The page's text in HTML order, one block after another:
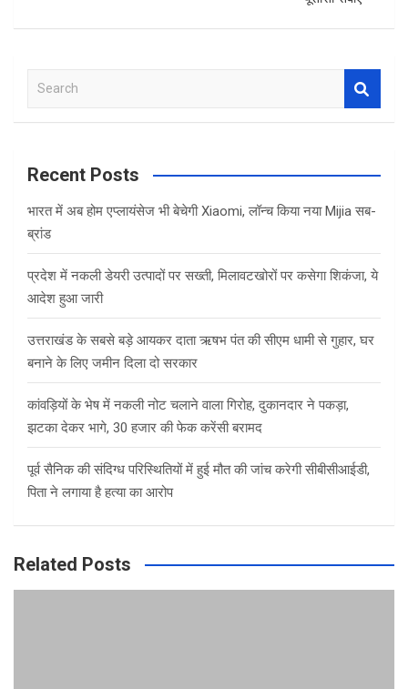
a
c
Recent Posts
भारत में अब होम एप्लायंसेज भी बेचेगी Xiaomi, लॉन्च किया नया Mijia सब-
ब्रांड
प्रदेश में नकली डेयरी उत्पादों पर सख्ती, मिलावटखोरों पर कसेगा शिकंजा, ये
आदेश हुआ जारी
उत्तराखंड के सबसे बड़े आयकर दाता ऋषभ पंत की सीएम धामी से गुहार, घर
बनाने के लिए जमीन दिला दो सरकार
कांवड़ियों के भेष में नकली नोट चलाने वाला गिरोह, दुकानदार ने पकड़ा,
झटका देकर भागे, 30 हजार की फेक करेंसी बरामद
पूर्व सैनिक की संदिग्ध परिस्थितियों में हुई मौत की जांच करेगी सीबीसीआईडी,
पिता ने लगाया है हत्या का आरोप
Related Posts